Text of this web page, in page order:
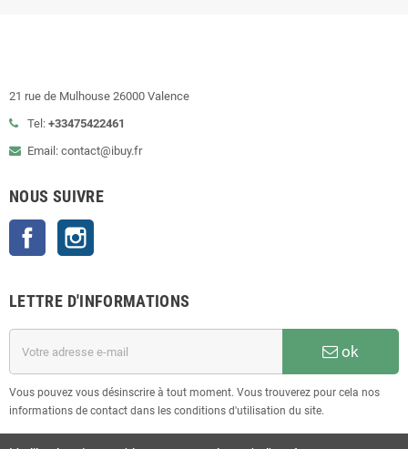
21 rue de Mulhouse 26000 Valence
Tel: +33475422461
Email: contact@ibuy.fr
NOUS SUIVRE
Facebook
LETTRE D'INFORMATIONS
ok
Vous pouvez vous désinscrire à tout moment. Vous trouverez pour cela nos
informations de contact dans les conditions d'utilisation du site.